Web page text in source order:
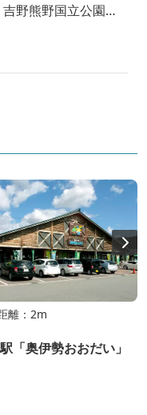
野熊野国立公園に
離：2m
「奥伊勢おおだい」